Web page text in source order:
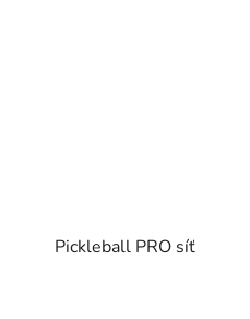
Pickleball PRO síť